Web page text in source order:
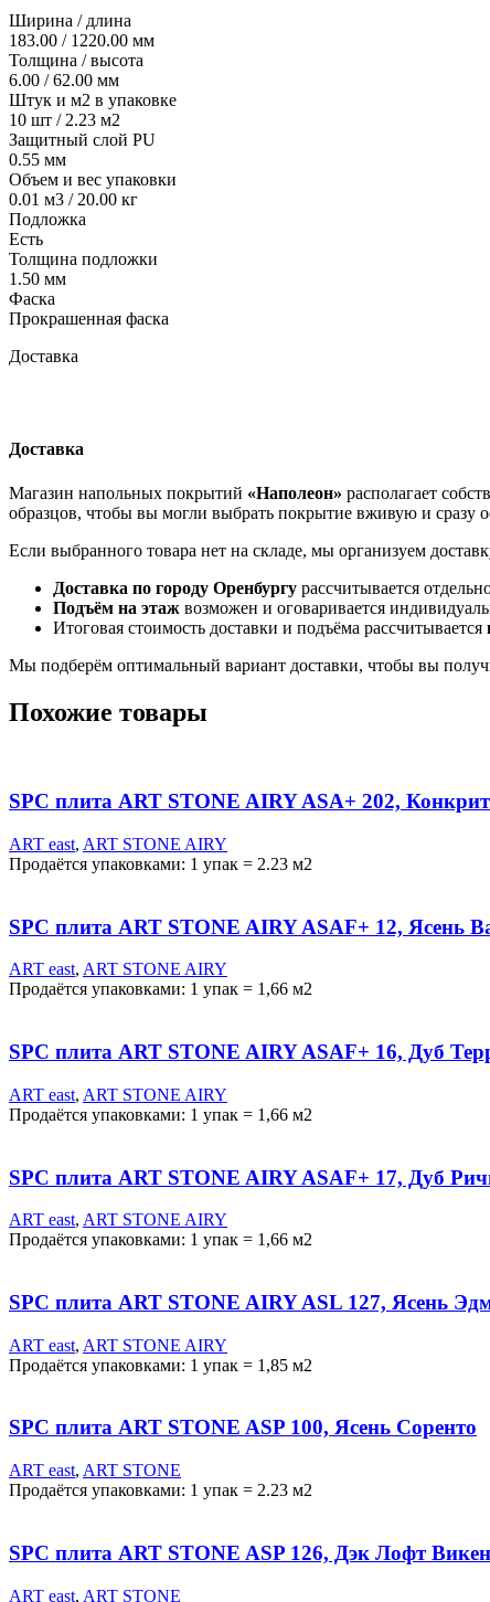
Ширина / длина
183.00 / 1220.00 мм
Толщина / высота
6.00 / 62.00 мм
Штук и м2 в упаковке
10 шт / 2.23 м2
Защитный слой PU
0.55 мм
Объем и вес упаковки
0.01 м3 / 20.00 кг
Подложка
Есть
Толщина подложки
1.50 мм
Фаска
Прокрашенная фаска
Доставка
Доставка
Магазин напольных покрытий «Наполеон» располагает
образцов, чтобы вы могли выбрать покрытие вживую и сразу
Если выбранного товара нет на складе, мы организуем
Доставка по городу Оренбургу рассчитывается
Подъём на этаж возможен и оговаривается
Итоговая стоимость доставки и подъёма рассчитывается
Мы подберём оптимальный вариант доставки, чтобы вы
Похожие товары
SPC плита ART STONE AIRY ASA+ 202,
ART east, ART STONE AIRY
Продаётся упаковками: 1 упак = 2.23 м2
SPC плита ART STONE AIRY ASAF+ 12, Ясень
ART east, ART STONE AIRY
Продаётся упаковками: 1 упак = 1,66 м2
SPC плита ART STONE AIRY ASAF+ 16, Дуб
ART east, ART STONE AIRY
Продаётся упаковками: 1 упак = 1,66 м2
SPC плита ART STONE AIRY ASAF+ 17, Дуб
ART east, ART STONE AIRY
Продаётся упаковками: 1 упак = 1,66 м2
SPC плита ART STONE AIRY ASL 127, Ясень
ART east, ART STONE AIRY
Продаётся упаковками: 1 упак = 1,85 м2
SPC плита ART STONE ASP 100, Ясень Соренто
ART east, ART STONE
Продаётся упаковками: 1 упак = 2.23 м2
SPC плита ART STONE ASP 126, Дэк Лофт
ART east, ART STONE